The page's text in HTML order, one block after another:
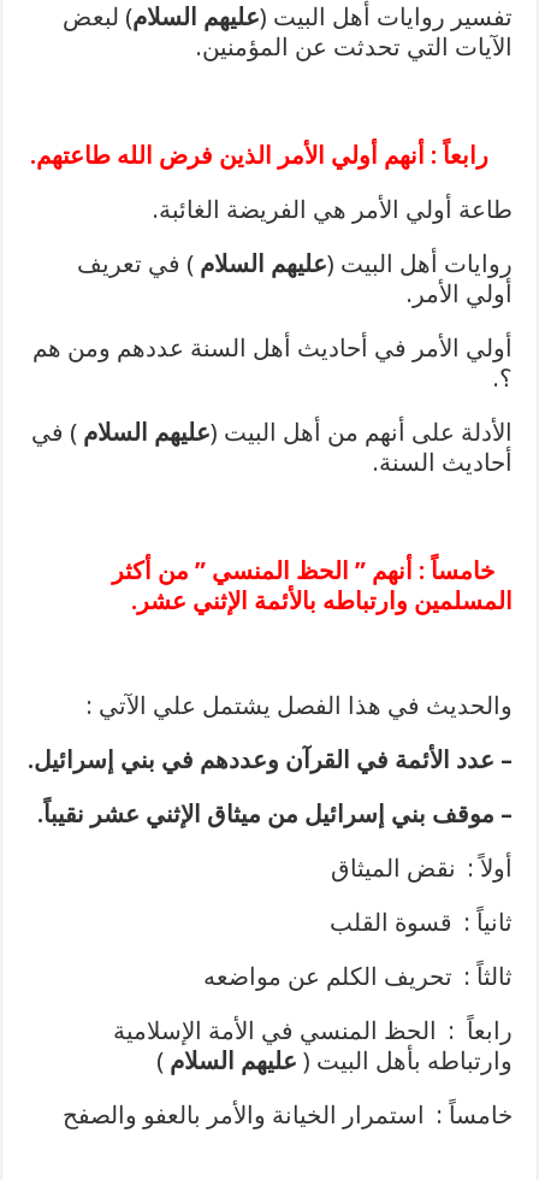
تفسير روايات أهل البيت (عليهم السلام) لبعض
الآيات التي تحدثت عن المؤمنين.
رابعاً : أنهم أولي الأمر الذين فرض الله طاعتهم.
طاعة أولي الأمر هي الفريضة الغائبة.
روايات أهل البيت (عليهم السلام ) في تعريف
أولي الأمر.
أولي الأمر في أحاديث أهل السنة عددهم ومن هم
؟.
الأدلة على أنهم من أهل البيت (عليهم السلام ) في
أحاديث السنة.
خامساً : أنهم ” الحظ المنسي ” من أكثر
المسلمين وارتباطه بالأئمة الإثني عشر.
والحديث في هذا الفصل يشتمل علي الآتي :
– عدد الأئمة في القرآن وعددهم في بني إسرائيل.
– موقف بني إسرائيل من ميثاق الإثني عشر نقيباً.
أولاً : نقض الميثاق
ثانياً : قسوة القلب
ثالثاً : تحريف الكلم عن مواضعه
رابعاً : الحظ المنسي في الأمة الإسلامية
وارتباطه بأهل البيت ( عليهم السلام )
خامساً : استمرار الخيانة والأمر بالعفو والصفح